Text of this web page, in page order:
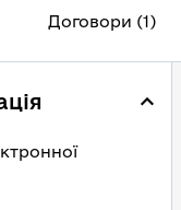
Договори (1)